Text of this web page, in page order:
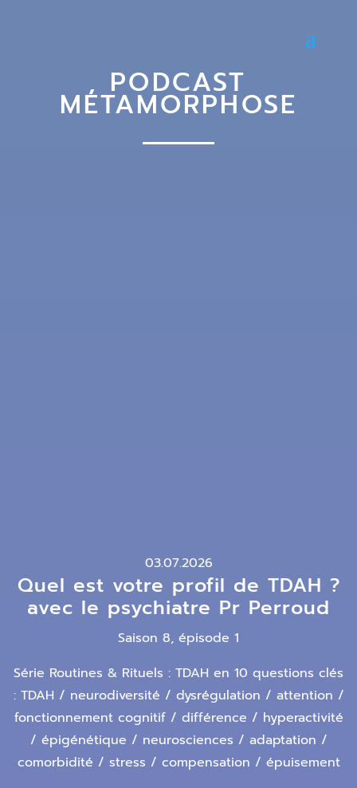
PODCAST
MÉTAMORPHOSE
03.07.2026
Quel est votre profil de TDAH ?
avec le psychiatre Pr Perroud
Saison 8, épisode 1
Série Routines & Rituels : TDAH en 10 questions clés
: TDAH / neurodiversité / dysrégulation / attention /
fonctionnement cognitif / différence / hyperactivité
/ épigénétique / neurosciences / adaptation /
comorbidité / stress / compensation / épuisement